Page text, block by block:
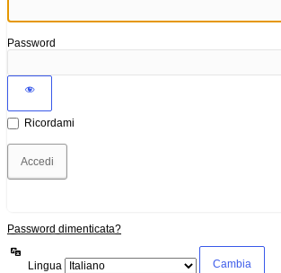
Password
Ricordami
Password dimenticata?
Lingua